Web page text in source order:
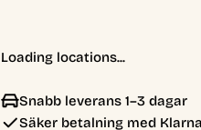
Loading locations...
Snabb leverans 1–3 dagar
Säker betalning med